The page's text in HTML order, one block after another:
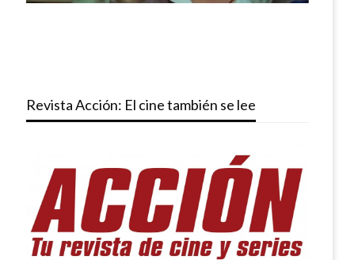
Revista Acción: El cine también se lee